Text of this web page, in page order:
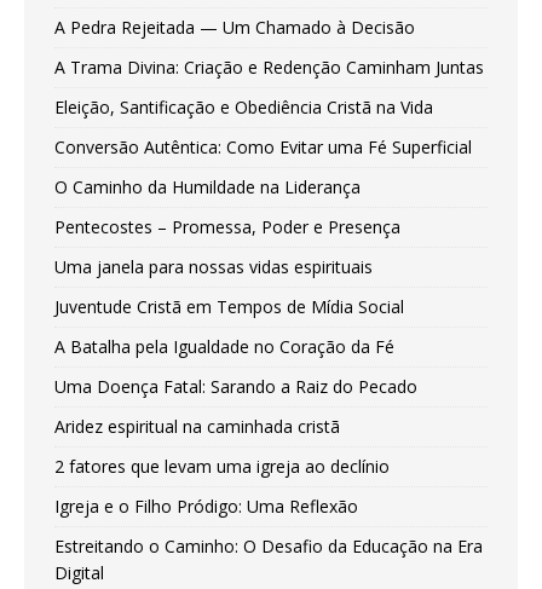
A Pedra Rejeitada — Um Chamado à Decisão
A Trama Divina: Criação e Redenção Caminham Juntas
Eleição, Santificação e Obediência Cristã na Vida
Conversão Autêntica: Como Evitar uma Fé Superficial
O Caminho da Humildade na Liderança
Pentecostes – Promessa, Poder e Presença
Uma janela para nossas vidas espirituais
Juventude Cristã em Tempos de Mídia Social
A Batalha pela Igualdade no Coração da Fé
Uma Doença Fatal: Sarando a Raiz do Pecado
Aridez espiritual na caminhada cristã
2 fatores que levam uma igreja ao declínio
Igreja e o Filho Pródigo: Uma Reflexão
Estreitando o Caminho: O Desafio da Educação na Era
Digital